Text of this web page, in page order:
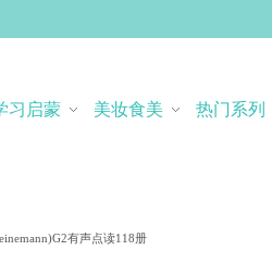
习启蒙 美妆食美 热门系列
有声点读118册